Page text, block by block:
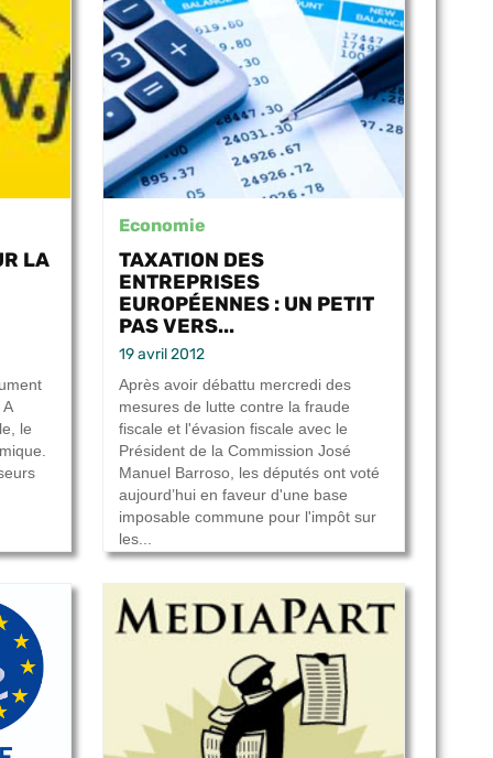
LA
le
Economie
TAXATION DES
ENTREPRISES
EUROPÉENNES : UN PETIT
PAS VERS...
19 avril 2012
Après avoir débattu mercredi des
mesures de lutte contre la fraude
fiscale et l'évasion fiscale avec le
Président de la Commission José
Manuel Barroso, les députés ont voté
aujourd’hui en faveur d'une base
imposable commune pour l'impôt sur
les...